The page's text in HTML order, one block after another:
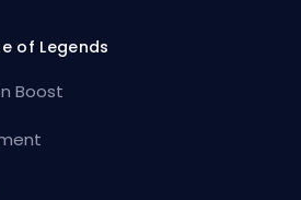
of Legends
Boost